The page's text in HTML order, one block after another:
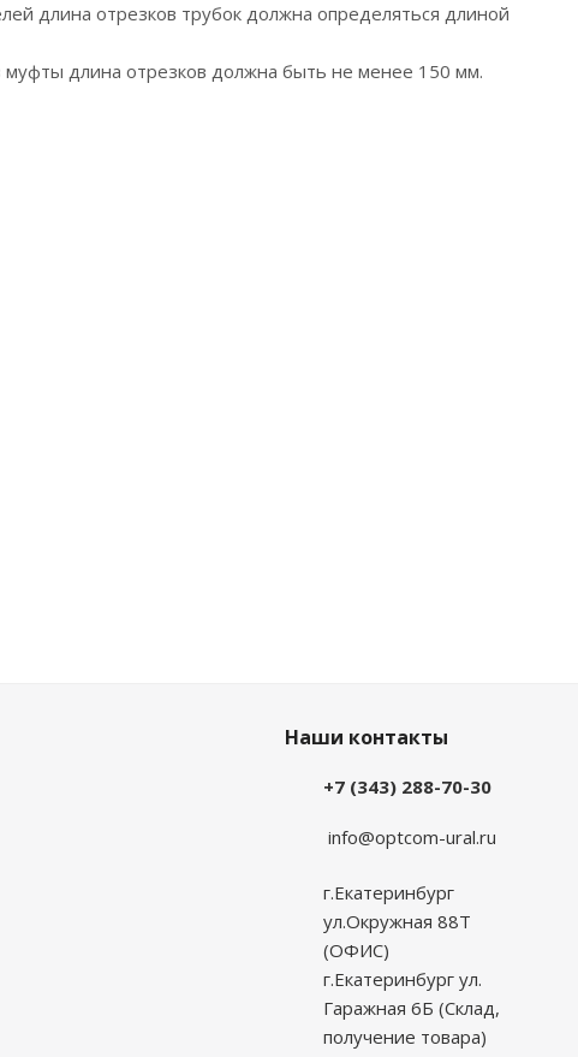
длина отрезков трубок должна определяться длиной
муфты длина отрезков должна быть не менее 150 мм.
Наши контакты
+7 (343) 288-70-30
info@optcom-ural.ru
г.Екатеринбург
ул.Окружная 88Т
(ОФИС)
г.Екатеринбург ул.
Гаражная 6Б (Склад,
получение товара)